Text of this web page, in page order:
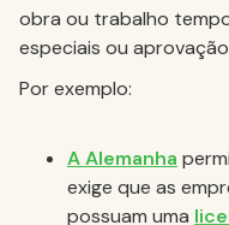
obra ou trabalho
especiais ou
Por exemplo:
A Alemanha
exige que as
possuam uma